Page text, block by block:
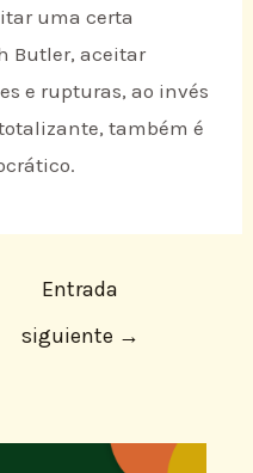
uma certa
Butler, aceitar
e rupturas, ao invés
também é
Entrada
siguiente →